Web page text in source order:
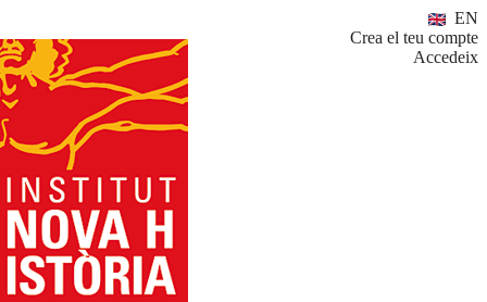
EN
Crea el teu compte
Accedeix